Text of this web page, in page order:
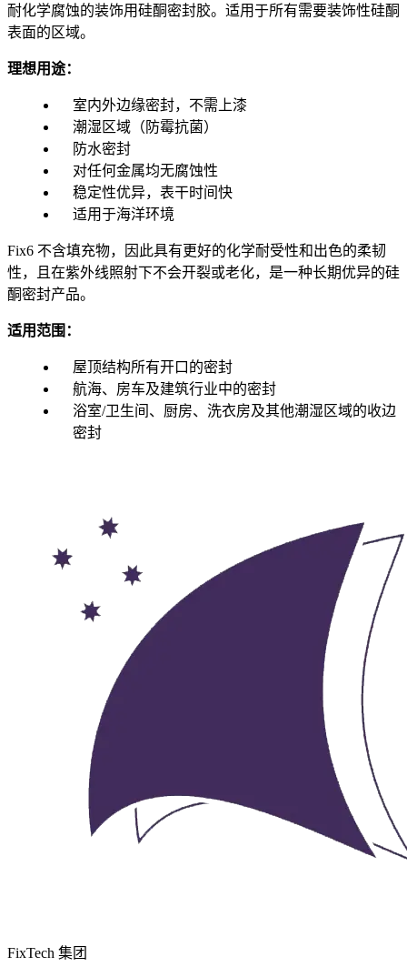
耐化学腐蚀的装饰用硅酮密封胶。适用于所有需要装饰性硅酮
表面的区域。
理想用途：
室内外边缘密封，不需上漆
潮湿区域（防霉抗菌）
防水密封
对任何金属均无腐蚀性
稳定性优异，表干时间快
适用于海洋环境
Fix6 不含填充物，因此具有更好的化学耐受性和出色的柔韧
性，且在紫外线照射下不会开裂或老化，是一种长期优异的硅
酮密封产品。
适用范围：
屋顶结构所有开口的密封
航海、房车及建筑行业中的密封
浴室/卫生间、厨房、洗衣房及其他潮湿区域的收边
密封
FixTech 集团